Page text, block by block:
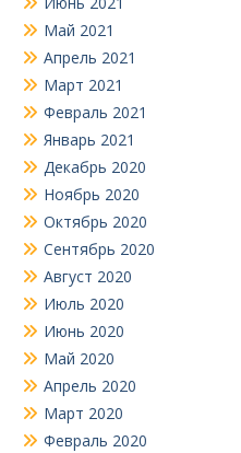
Май 2021
Апрель 2021
Март 2021
Февраль 2021
Январь 2021
Декабрь 2020
Ноябрь 2020
Октябрь 2020
Сентябрь 2020
Август 2020
Июль 2020
Июнь 2020
Май 2020
Апрель 2020
Март 2020
Февраль 2020